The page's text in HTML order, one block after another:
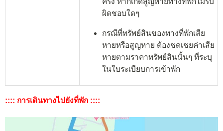
ผิดชอบใดๆ
กรณีที่ทรัพย์สินของทางที่พักเสีย
หายหรือสูญหาย ต้องชดเชยค่าเสีย
หายตามราคาทรัพย์สินนั้นๆ ที่ระบุ
ในใบระเบียบการเข้าพัก
:::: การเดินทางไปยังที่พัก ::::